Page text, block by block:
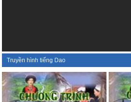
Truyền hình tiếng Dao